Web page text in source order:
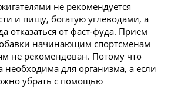
не рекомендуется
и пищу, богатую углеводами, а
отказаться от фаст-фуда. Прием
начинающим спортсменам
не рекомендован. Потому что
необходима для организма, а если
убрать с помощью